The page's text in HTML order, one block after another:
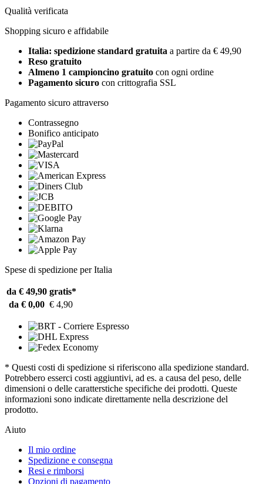
Qualità verificata
Shopping sicuro e affidabile
Italia: spedizione standard gratuita a partire da € 49,90
Reso gratuito
Almeno 1 campioncino gratuito con ogni ordine
Pagamento sicuro con crittografia SSL
Pagamento sicuro attraverso
Contrassegno
Bonifico anticipato
Spese di spedizione per Italia
da € 49,90 gratis*
da € 0,00 € 4,90
* Questi costi di spedizione si riferiscono alla spedizione standard.
Potrebbero esserci costi aggiuntivi, ad es. a causa del peso, delle
dimensioni o delle caratterstiche specifiche dei prodotti. Queste
informazioni sono indicate direttamente nella descrizione del
prodotto.
Aiuto
Il mio ordine
Spedizione e consegna
Resi e rimborsi
Opzioni di pagamento